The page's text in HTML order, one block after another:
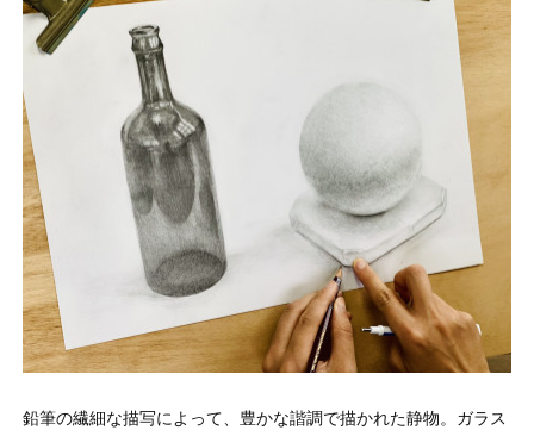
鉛筆の繊細な描写によって、豊かな諧調で描かれた静物。ガラス